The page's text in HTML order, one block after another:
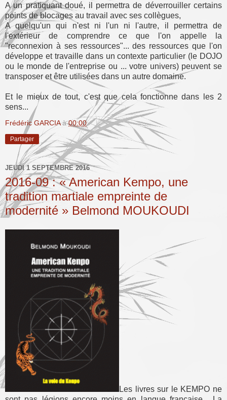
A un pratiquant doué, il permettra de déverrouiller certains
points de blocages au travail avec ses collègues,
A quelqu'un qui n'est ni l'un ni l'autre, il permettra de
l'extérieur de comprendre ce que l'on appelle la
"reconnexion à ses ressources"... des ressources que l'on
développe et travaille dans un contexte particulier (le DOJO
ou le monde de l'entreprise ou ... votre univers) peuvent se
transposer et être utilisées dans un autre domaine.
Et le mieux de tout, c'est que cela fonctionne dans les 2
sens...
Frédéric GARCIA à00:00
Partager
JEUDI 1 SEPTEMBRE 2016
2016-09 : « American Kempo, une
tradition martiale empreinte de
modernité » Belmond MOUKOUDI
Les livres sur le KEMPO ne